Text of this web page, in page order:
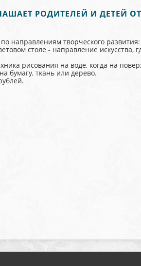
РОДИТЕЛЕЙ И ДЕТЕЙ
направлениям творческого развития:
столе - направление
рисования на воде, когда на
бумагу, ткань или дерево.